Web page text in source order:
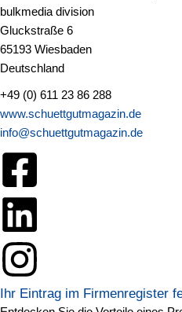
bulkmedia division
Gluckstraße 6
65193 Wiesbaden
Deutschland
+49 (0) 611 23 86 288
www.schuettgutmagazin.de
info@schuettgutmagazin.de
Ihr Eintrag im Firmenregister